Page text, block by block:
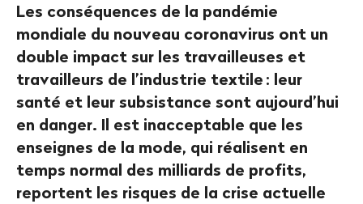
Les conséquences de la pandémie
mondiale du nouveau coronavirus ont un
double impact sur les travailleuses et
travailleurs de l’industrie textile : leur
santé et leur subsistance sont aujourd’hui
en danger. Il est inacceptable que les
enseignes de la mode, qui réalisent en
temps normal des milliards de profits,
reportent les risques de la crise actuelle